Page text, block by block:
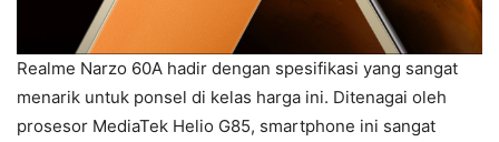
Realme Narzo 60A hadir dengan spesifikasi yang sangat
menarik untuk ponsel di kelas harga ini. Ditenagai oleh
prosesor MediaTek Helio G85, smartphone ini sangat